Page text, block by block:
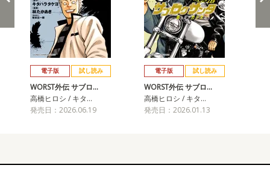
電子版 試し読み
WORST外伝 サブロ…
高橋ヒロシ / キタ…
発売日：2026.06.19
電子版 試し読み
WORST外伝 サブロ…
高橋ヒロシ / キタ…
発売日：2026.01.13